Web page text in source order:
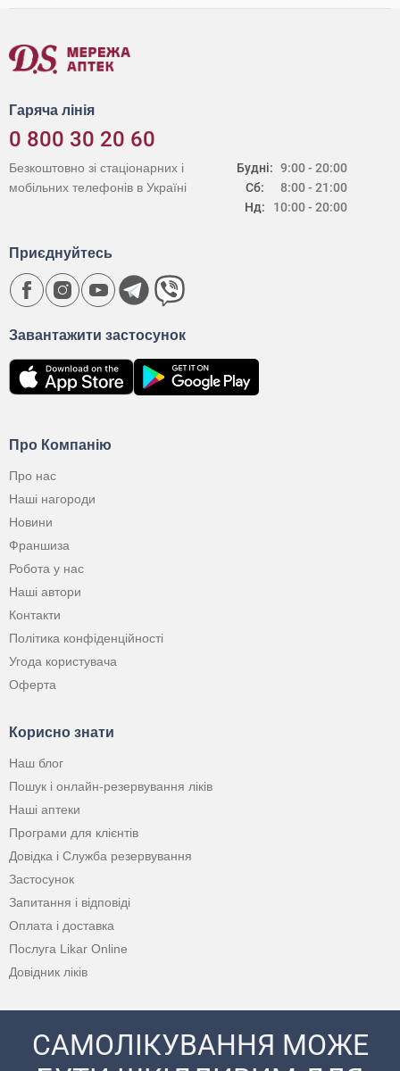
Гаряча лінія
0 800 30 20 60
Будні:
Сб:
Нд:
9:00 - 20:00
8:00 - 21:00
10:00 - 20:00
Безкоштовно зі стаціонарних і
мобільних телефонів в Україні
Про Компанію
Про нас
Наші нагороди
Новини
Франшиза
Робота у нас
Наші автори
Контакти
Політика конфіденційності
Угода користувача
Оферта
Корисно знати
Наш блог
Пошук і онлайн-резервування ліків
Наші аптеки
Програми для клієнтів
Довідка і Служба резервування
Застосунок
Запитання і відповіді
Оплата і доставка
Послуга Likar Online
Довідник ліків
Завантажити застосунок
Приєднуйтесь
САМОЛІКУВАННЯ МОЖЕ